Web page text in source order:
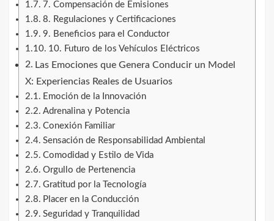
7. Compensación de Emisiones
8. Regulaciones y Certificaciones
9. Beneficios para el Conductor
10. Futuro de los Vehículos Eléctricos
Las Emociones que Genera Conducir un Model
X: Experiencias Reales de Usuarios
Emoción de la Innovación
Adrenalina y Potencia
Conexión Familiar
Sensación de Responsabilidad Ambiental
Comodidad y Estilo de Vida
Orgullo de Pertenencia
Gratitud por la Tecnología
Placer en la Conducción
Seguridad y Tranquilidad